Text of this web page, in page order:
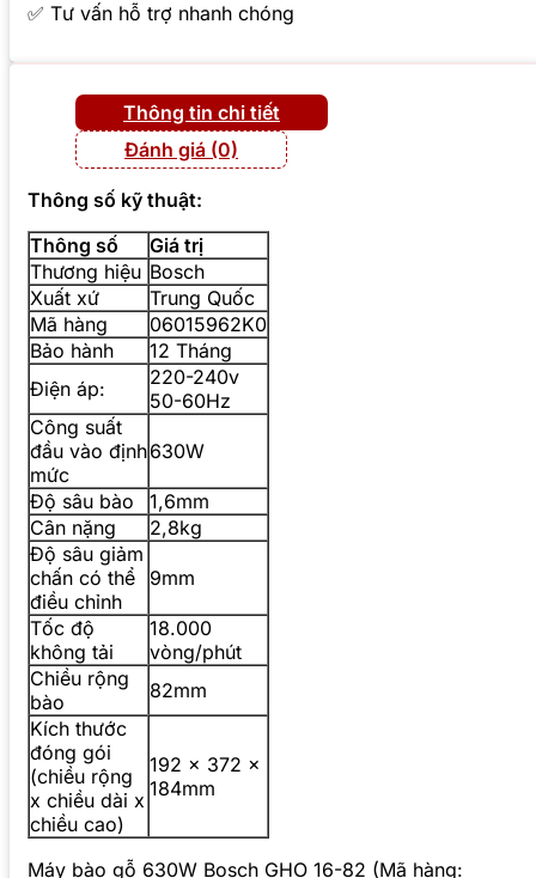
✅ Tư vấn hỗ trợ nhanh chóng
Thông tin chi tiết
Đánh giá (0)
Thông số kỹ thuật:
Thông số
Giá trị
Thương hiệu Bosch
Xuất xứ
Trung Quốc
Mã hàng
06015962K0
Bảo hành
12 Tháng
Điện áp:
220-240v
50-60Hz
Công suất
đầu vào định
mức
630W
Độ sâu bào
1,6mm
Cân nặng
2,8kg
Độ sâu giảm
chấn có thể
điều chỉnh
9mm
Tốc độ
không tải
18.000
vòng/phút
Chiều rộng
bào
82mm
Kích thước
đóng gói
(chiều rộng
x chiều dài x
chiều cao)
192 x 372 x
184mm
Máy bào gỗ 630W Bosch GHO 16-82 (Mã hàng: